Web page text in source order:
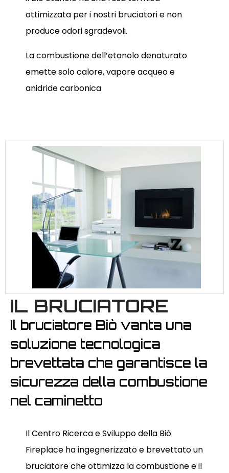
ottimizzata per i nostri bruciatori e non
produce odori sgradevoli.
La combustione dell’etanolo denaturato
emette solo calore, vapore acqueo e
anidride carbonica
IL BRUCIATORE
Il bruciatore Biò vanta una
soluzione tecnologica
brevettata che garantisce la
sicurezza della combustione
nel caminetto
Il Centro Ricerca e Sviluppo della Biò
Fireplace ha ingegnerizzato e brevettato un
bruciatore che ottimizza la combustione e il